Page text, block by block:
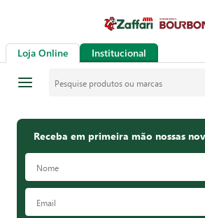
Loja Online Institucional
Receba em primeira mão nossas